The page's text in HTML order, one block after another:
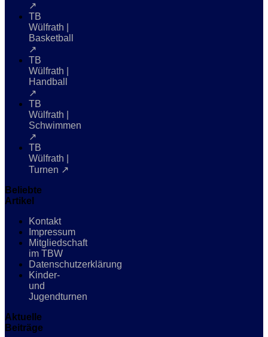
↗
TB
Wülfrath |
Basketball
↗
TB
Wülfrath |
Handball
↗
TB
Wülfrath |
Schwimmen
↗
TB
Wülfrath |
Turnen ↗
Beliebte
Artikel
Kontakt
Impressum
Mitgliedschaft
im TBW
Datenschutzerklärung
Kinder-
und
Jugendturnen
Aktuelle
Beiträge